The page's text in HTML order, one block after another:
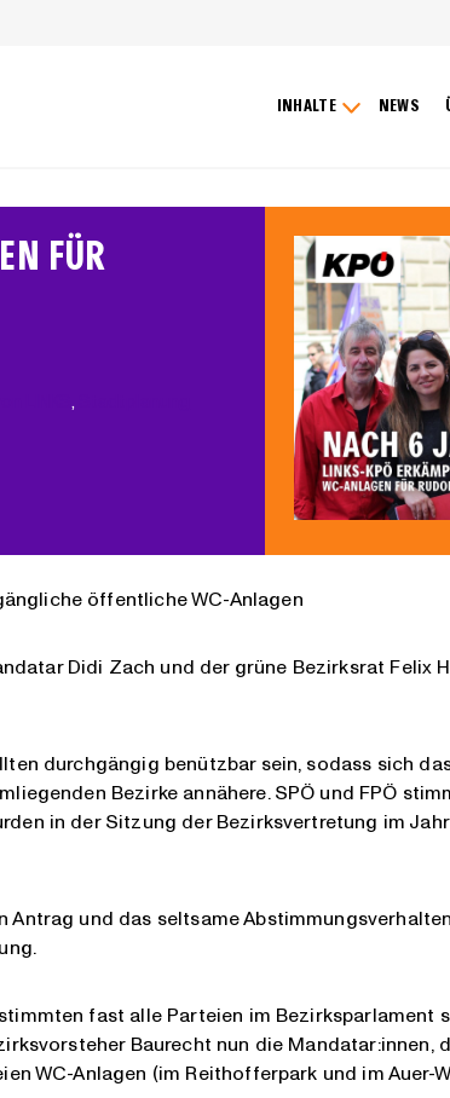
INHALTE NEWS
FÜR
LINKS,
öffentliche WC-Anlagen
Didi Zach und der grüne Bezirksrat Felix
durchgängig benützbar sein, sodass sich
Bezirke annähere. SPÖ und FPÖ
in der Sitzung der Bezirksvertretung im
und das seltsame
fast alle Parteien im Bezirksparlament
Baurecht nun die Mandatar:innen,
WC-Anlagen (im Reithofferpark und im Auer-